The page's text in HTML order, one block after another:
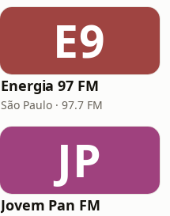
E9
Energia 97 FM
São Paulo · 97.7 FM
JP
Jovem Pan FM